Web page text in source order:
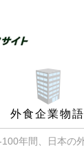
外食企業物語
年間、日本の